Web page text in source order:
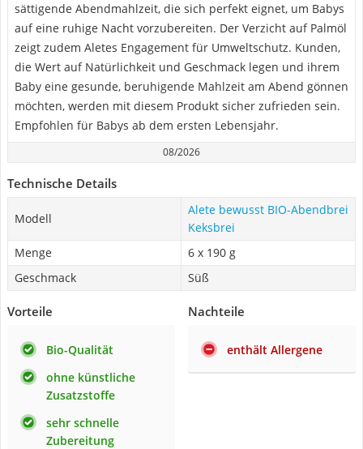
sättigende Abendmahlzeit, die sich perfekt eignet, um Babys
auf eine ruhige Nacht vorzubereiten. Der Verzicht auf Palmöl
zeigt zudem Aletes Engagement für Umweltschutz. Kunden,
die Wert auf Natürlichkeit und Geschmack legen und ihrem
Baby eine gesunde, beruhigende Mahlzeit am Abend gönnen
möchten, werden mit diesem Produkt sicher zufrieden sein.
Empfohlen für Babys ab dem ersten Lebensjahr.
08/2026
Technische Details
Modell
Alete bewusst BIO-Abendbrei
Keksbrei
Menge
6 x 190 g
Geschmack
Süß
Vorteile
Bio-Qualität
ohne künstliche
Zusatzstoffe
sehr schnelle
Zubereitung
Nachteile
enthält Allergene